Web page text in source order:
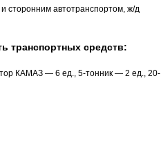
сторонним автотранспортом, ж/д
транспортных средств:
КАМАЗ — 6 ед., 5-тонник — 2 ед., 20-